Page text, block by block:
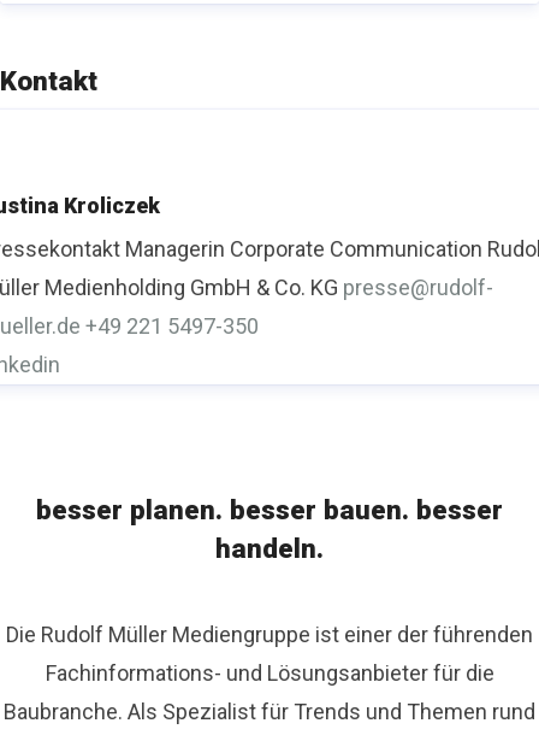
Kontakt
Kroliczek
Managerin Corporate Communication
Medienholding GmbH & Co. KG presse@rudolf-
+49 221 5497-350
besser planen. besser bauen. besser
handeln.
Die Rudolf Müller Mediengruppe ist einer der führenden
Fachinformations- und Lösungsanbieter für die
Baubranche. Als Spezialist für Trends und Themen rund